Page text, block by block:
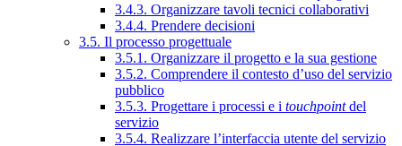
3.4.3. Organizzare tavoli tecnici collaborativi
3.4.4. Prendere decisioni
3.5. Il processo progettuale
3.5.1. Organizzare il progetto e la sua gestione
3.5.2. Comprendere il contesto d’uso del servizio
pubblico
3.5.3. Progettare i processi e i touchpointdel
servizio
3.5.4. Realizzare l’interfaccia utente del servizio